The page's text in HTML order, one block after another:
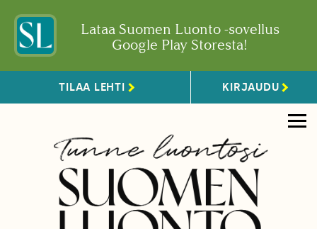
Lataa Suomen Luonto -sovellus
Google Play Storesta!
TILAA LEHTI KIRJAUDU